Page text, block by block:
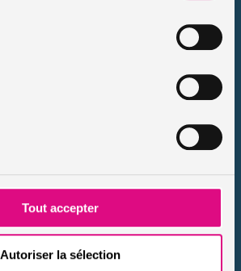
Tout accepter
Autoriser la sélection